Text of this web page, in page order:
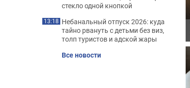
стекло одной кнопкой
13:18 Небанальный отпуск 2026: куда
тайно рвануть с детьми без виз,
толп туристов и адской жары
Все новости